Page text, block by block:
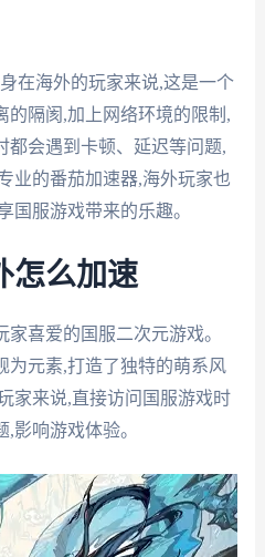
在海外的玩家来说,这是一个
的隔阂,加上网络环境的限制,
都会遇到卡顿、延迟等问题,
业的番茄加速器,海外玩家也
国服游戏带来的乐趣。
怎么加速
家喜爱的国服二次元游戏。
为元素,打造了独特的萌系风
家来说,直接访问国服游戏时
影响游戏体验。